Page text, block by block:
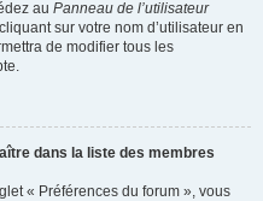
au Panneau de l’utilisateur
sur votre nom d’utilisateur en
de modifier tous les
dans la liste des membres
« Préférences du forum », vous